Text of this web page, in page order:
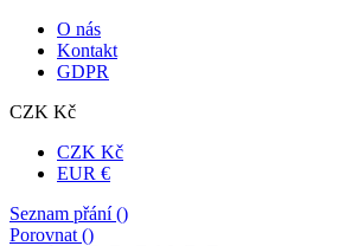
O nás
Kontakt
GDPR
CZK Kč
CZK Kč
EUR €
Seznam přání ()
Porovnat ()